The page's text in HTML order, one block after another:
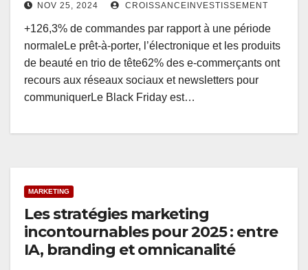
NOV 25, 2024 CROISSANCEINVESTISSEMENT
+126,3% de commandes par rapport à une période
normaleLe prêt-à-porter, l’électronique et les produits
de beauté en trio de tête62% des e-commerçants ont
recours aux réseaux sociaux et newsletters pour
communiquerLe Black Friday est…
MARKETING
Les stratégies marketing
incontournables pour 2025 : entre
IA, branding et omnicanalité